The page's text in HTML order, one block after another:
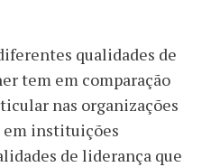
qualidades de
tem em comparação
nas organizações
em instituições
de liderança que